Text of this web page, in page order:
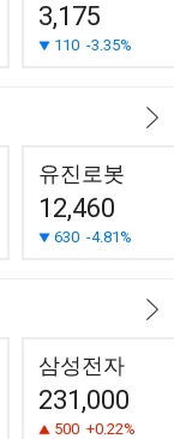
3,175
110 -3.35%
유진로봇
12,460
630 -4.81%
삼성전자
231,000
500 +0.22%